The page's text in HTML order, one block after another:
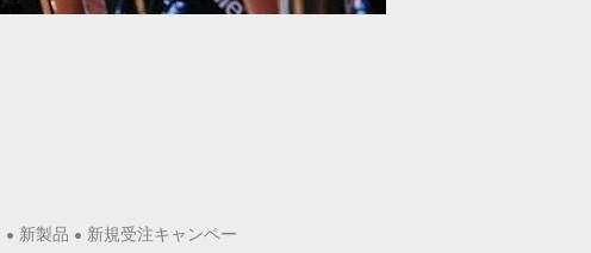
• 新製品 • 新規受注キャンペー